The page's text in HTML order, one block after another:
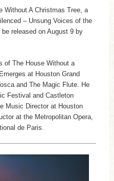
Without A Christmas Tree, a
– Unsung Voices of the
released on August 9 by
of The House Without a
at Houston Grand
and The Magic Flute. He
Festival and Castleton
Music Director at Houston
at the Metropolitan Opera,
de Paris.